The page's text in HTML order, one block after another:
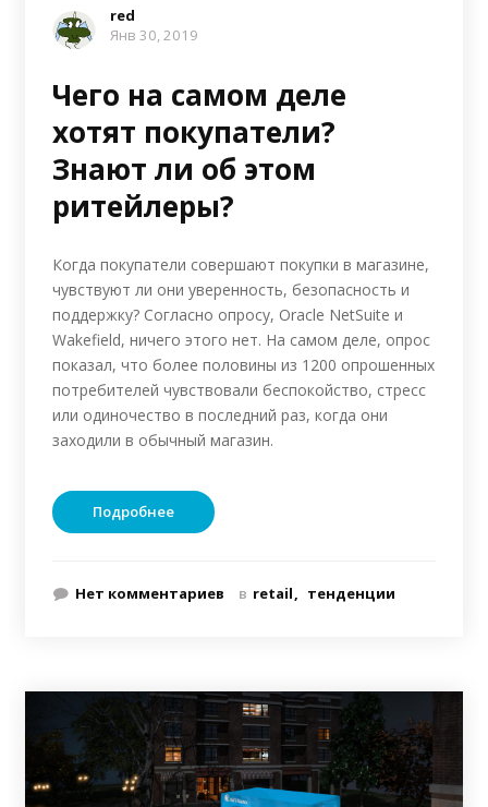
red
Янв 30, 2019
Чего на самом деле
хотят покупатели?
Знают ли об этом
ритейлеры?
Когда покупатели совершают покупки в магазине,
чувствуют ли они уверенность, безопасность и
поддержку? Согласно опросу, Oracle NetSuite и
Wakefield, ничего этого нет. На самом деле, опрос
показал, что более половины из 1200 опрошенных
потребителей чувствовали беспокойство, стресс
или одиночество в последний раз, когда они
заходили в обычный магазин.
Подробнее
Нет комментариев в retail тенденции